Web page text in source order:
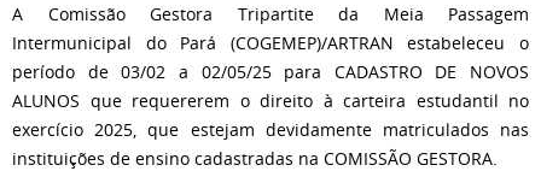
A Comissão Gestora Tripartite da Meia Passagem
Intermunicipal do Pará (COGEMEP)/ARTRAN estabeleceu o
período de 03/02 a 02/05/25 para CADASTRO DE NOVOS
ALUNOS que requererem o direito à carteira estudantil no
exercício 2025, que estejam devidamente matriculados nas
instituições de ensino cadastradas na COMISSÃO GESTORA.